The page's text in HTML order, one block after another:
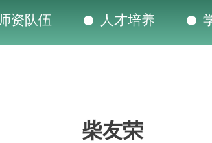
资队伍 人才培养
柴友荣